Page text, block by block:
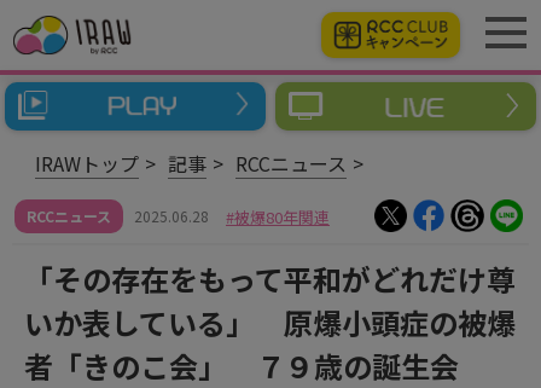
IRAWトップ 記事 RCCニュース
RCCニュース 2025.06.28 被爆80年関連
「その存在をもって平和がどれだけ尊
いか表している」 原爆小頭症の被爆
者「きのこ会」 ７９歳の誕生会